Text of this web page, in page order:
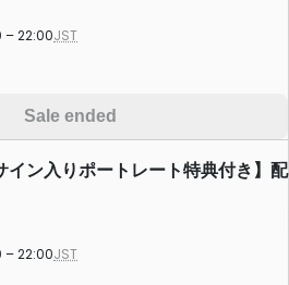
– 22:00JST
Sale ended
イン入りポートレート特典付き】配
– 22:00JST